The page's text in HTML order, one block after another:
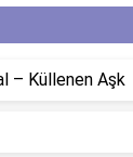
– Küllenen Aşk